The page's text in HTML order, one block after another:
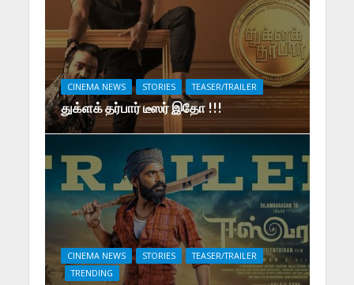
CINEMA NEWS STORIES TEASER/TRAILER
துக்ளக் தர்பார் டீஸர் இதோ !!!
CINEMA NEWS STORIES
TEASER/TRAILER
TRENDING